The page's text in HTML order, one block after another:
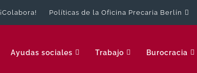
¡Colabora! Políticas de la Oficina Precaria Berlín
Ayudas sociales Trabajo Burocracia